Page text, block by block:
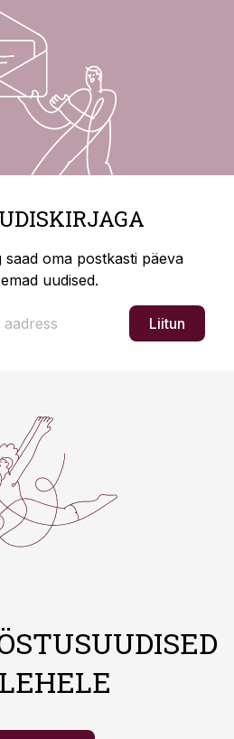
saad oma postkasti päeva
uudised.
Liitun